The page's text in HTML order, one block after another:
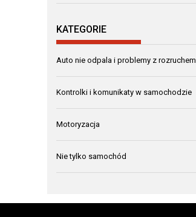
KATEGORIE
Auto nie odpala i problemy z rozruchem
Kontrolki i komunikaty w samochodzie
Motoryzacja
Nie tylko samochód